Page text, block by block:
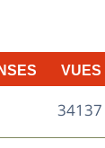
VUES
34137V